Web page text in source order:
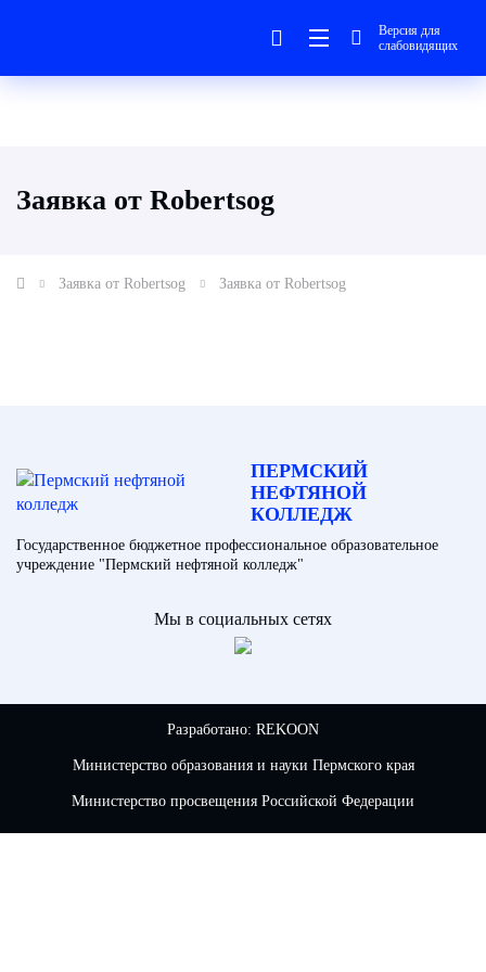
Версия для
слабовидящих
Заявка от Robertsog
Заявка от Robertsog Заявка от Robertsog
ПЕРМСКИЙ
НЕФТЯНОЙ
КОЛЛЕДЖ
Государственное бюджетное профессиональное образовательное
учреждение "Пермский нефтяной колледж"
Мы в социальных сетях
Разработано: REKOON
Министерство образования и науки Пермского края
Министерство просвещения Российской Федерации